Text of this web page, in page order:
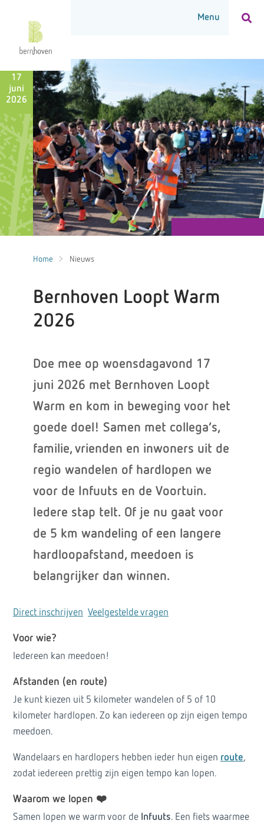
17
juni
2026
Home Nieuws
Bernhoven Loopt Warm
2026
Doe mee op woensdagavond 17
juni 2026 met Bernhoven Loopt
Warm en kom in beweging voor het
goede doel! Samen met collega’s,
familie, vrienden en inwoners uit de
regio wandelen of hardlopen we
voor de Infuuts en de Voortuin.
Iedere stap telt. Of je nu gaat voor
de 5 km wandeling of een langere
hardloopafstand, meedoen is
belangrijker dan winnen.
Direct inschrijven Veelgestelde vragen
Voor wie?
Iedereen kan meedoen!
Afstanden (en route)
Je kunt kiezen uit 5 kilometer wandelen of 5 of 10
kilometer hardlopen. Zo kan iedereen op zijn eigen tempo
meedoen.
Wandelaars en hardlopers hebben ieder hun eigen route,
zodat iedereen prettig zijn eigen tempo kan lopen.
Waarom we lopen ❤️
Samen lopen we warm voor de Infuuts. Een fiets waarmee